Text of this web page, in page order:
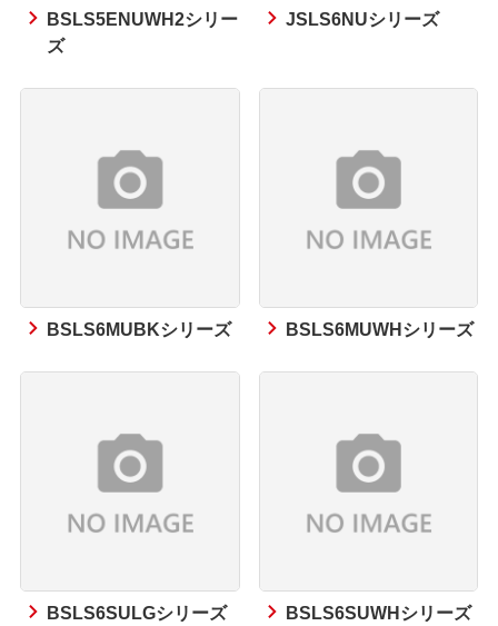
BSLS5ENUWH2シリー
ズ
JSLS6NUシリーズ
BSLS6MUBKシリーズ BSLS6MUWHシリーズ
BSLS6SULGシリーズ BSLS6SUWHシリーズ